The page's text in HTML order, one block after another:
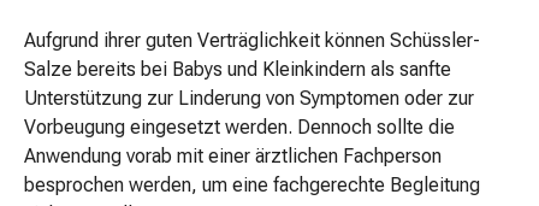
Aromen
Back-
&
Kochhilfsmittel
Back-
&
Aufgrund ihrer guten Verträglichkeit können Schüssler-
Salze bereits bei Babys und Kleinkindern als sanfte
Unterstützung zur Linderung von Symptomen oder zur
Vorbeugung eingesetzt werden. Dennoch sollte die
Anwendung vorab mit einer ärztlichen Fachperson
besprochen werden, um eine fachgerechte Begleitung